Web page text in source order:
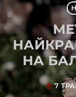
НА
today 7